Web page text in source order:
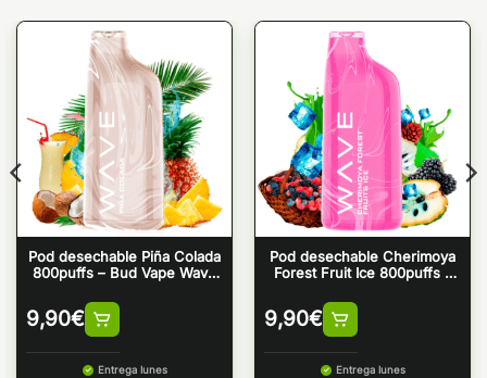
Pod desechable Piña Colada
800puffs – Bud Vape Wave
9,90€
Entrega lunes
Pod desechable Cherimoya
Forest Fruit Ice 800puffs –
9,90€
Entrega lunes